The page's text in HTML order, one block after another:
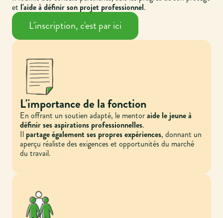
et l'aide à définir son projet professionnel.
L'inscription, c'est par ici
L'importance de la fonction
En offrant un soutien adapté, le mentoraide le jeune à
définir ses aspirations professionnelles.
Il partage également ses propres expériences, donnant un
aperçu réaliste des exigences et opportunités du marché
du travail.